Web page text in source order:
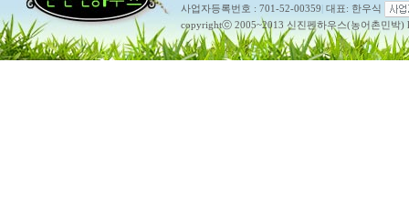
사업자등록번호 : 701-52-00359 대표: 한우식
copyrightⓒ 2005~2013 신진펜하우스(농어촌민박)